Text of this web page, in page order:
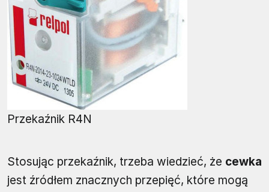
Przekaźnik R4N
Stosując przekaźnik, trzeba wiedzieć, że cewka
jest źródłem znacznych przepięć, które mogą